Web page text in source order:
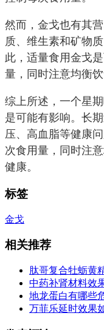
然而，金戈也有其
质、维生素和矿物
此，适量食用金戈
量，同时注意均衡
综上所述，一个星
是可能有影响。长
压、高血脂等健康
次食用量，同时注
健康。
标签
金戈
相关推荐
肽哥复合牡蛎黄
中药补肾材料效
地龙蛋白有哪些
万菲乐延时效果